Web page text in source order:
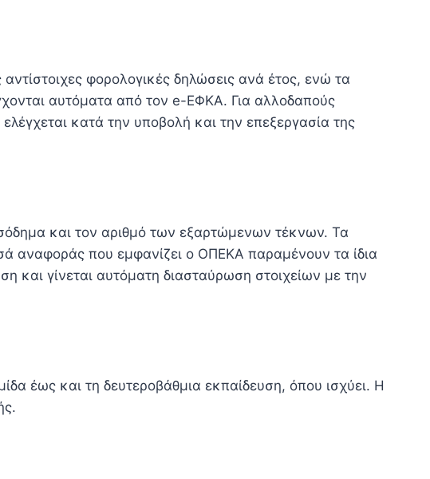
φορολογικές δηλώσεις ανά έτος, ενώ τα
αυτόματα από τον e-ΕΦΚΑ. Για αλλοδαπούς
κατά την υποβολή και την επεξεργασία της
και τον αριθμό των εξαρτώμενων τέκνων. Τα
αναφοράς που εμφανίζει ο ΟΠΕΚΑ παραμένουν τα ίδια
και γίνεται αυτόματη διασταύρωση στοιχείων με την
έως και τη δευτεροβάθμια εκπαίδευση, όπου ισχύει. Η